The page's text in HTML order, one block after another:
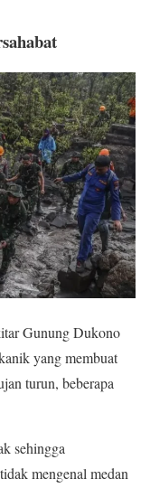
Gunung Dukono
yang membuat
turun, beberapa
sehingga
mengenal medan